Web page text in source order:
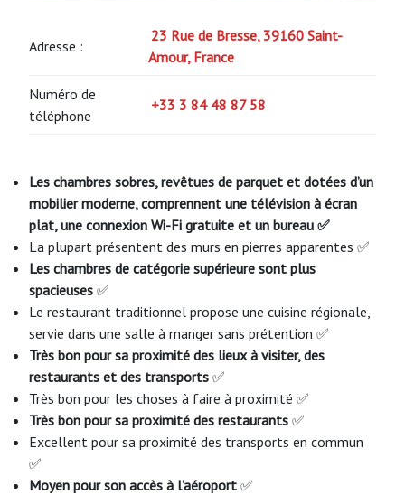
Adresse :
23 Rue de Bresse, 39160 Saint-
Amour, France
Numéro de
téléphone
+33 3 84 48 87 58
Les chambres sobres, revêtues de parquet et dotées d’un
mobilier moderne, comprennent une télévision à écran
plat, une connexion Wi-Fi gratuite et un bureau ✅
La plupart présentent des murs en pierres apparentes ✅
Les chambres de catégorie supérieure sont plus
spacieuses ✅
Le restaurant traditionnel propose une cuisine régionale,
servie dans une salle à manger sans prétention ✅
Très bon pour sa proximité des lieux à visiter, des
restaurants et des transports ✅
Très bon pour les choses à faire à proximité ✅
Très bon pour sa proximité des restaurants ✅
Excellent pour sa proximité des transports en commun
✅
Moyen pour son accès à l’aéroport ✅